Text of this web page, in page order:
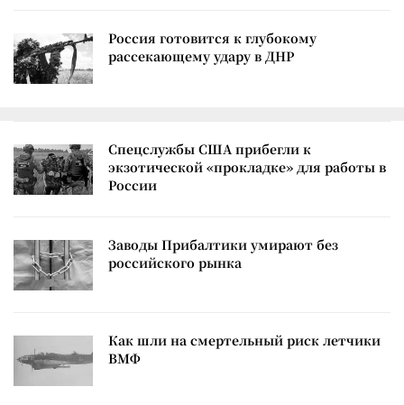
Россия готовится к глубокому
рассекающему удару в ДНР
Спецслужбы США прибегли к
экзотической «прокладке» для работы в
России
Заводы Прибалтики умирают без
российского рынка
Как шли на смертельный риск летчики
ВМФ